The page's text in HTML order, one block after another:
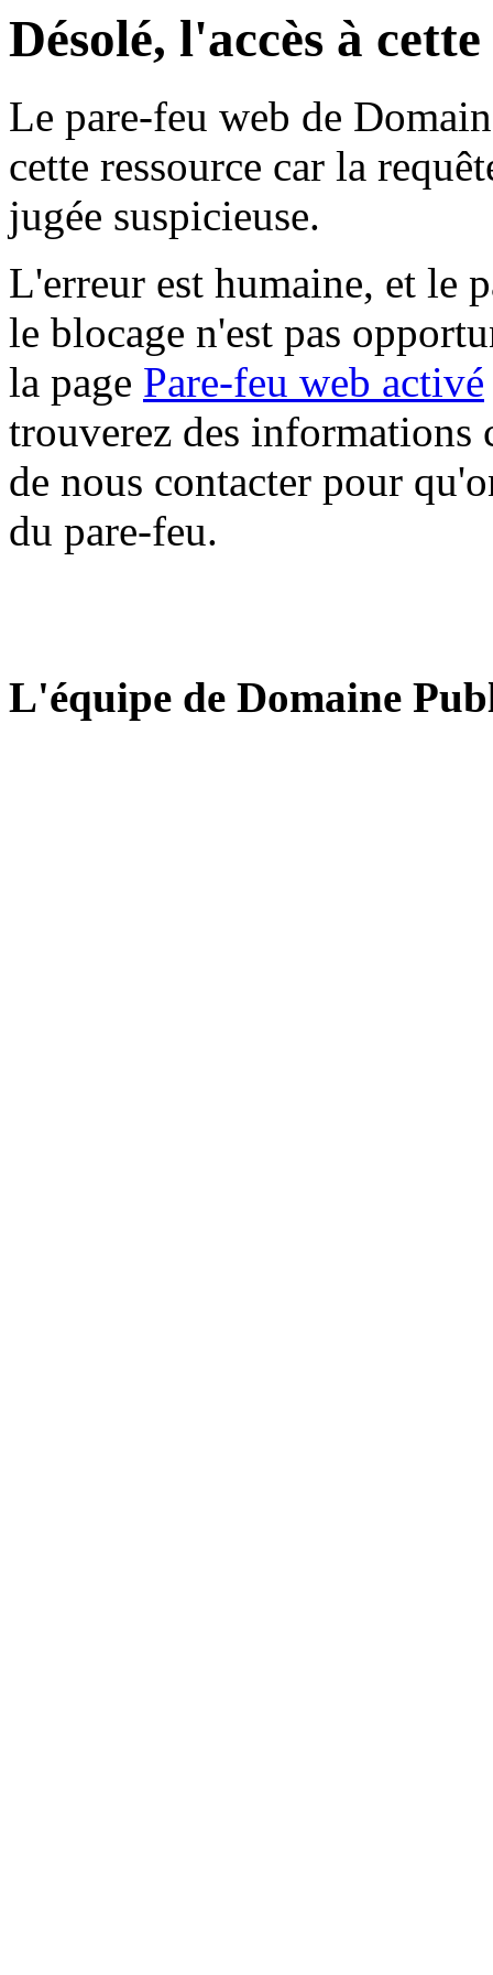
Désolé, l'accès à
Le pare-feu web de
cette ressource car la
jugée suspicieuse.
L'erreur est humaine, et le
le blocage n'est pas
la page Pare-feu web activé
trouverez des informations
de nous contacter pour
du pare-feu.
L'équipe de Domaine